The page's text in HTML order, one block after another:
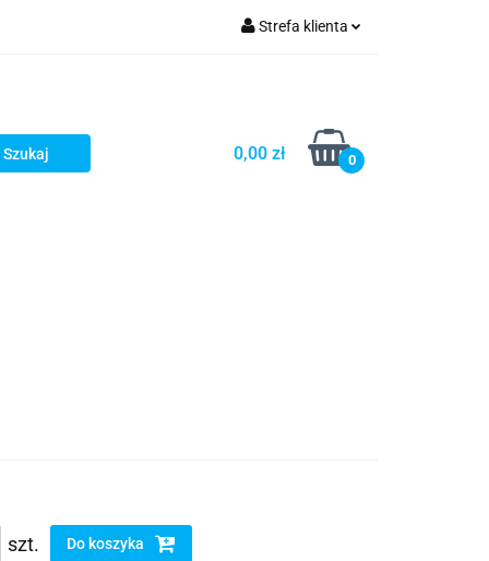
Strefa klienta
Dodaj zgłoszenie
0,00 zł 0
szt. Do koszyka